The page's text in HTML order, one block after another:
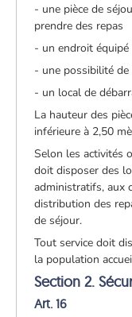
- une pièce de
prendre des repas
- un endroit
- une possibilité
- un local de
La hauteur des
inférieure à 2,50
Selon les activités
doit disposer des
administratifs, aux
distribution des
de séjour.
Tout service doit
la population
Section 2.
Art. 16